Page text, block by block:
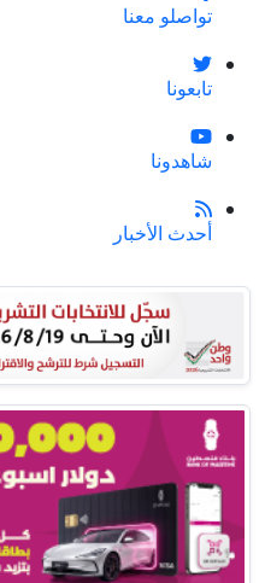
تواصلو معنا
تابعونا
شاهدونا
أحدث الأخبار